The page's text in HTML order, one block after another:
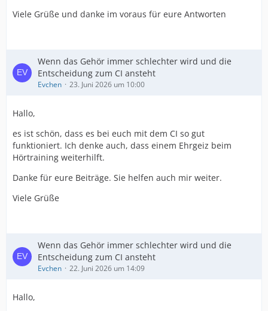
Viele Grüße und danke im voraus für eure Antworten
Wenn das Gehör immer schlechter wird und die
Entscheidung zum CI ansteht
Evchen 23. Juni 2026 um 10:00
Hallo,
es ist schön, dass es bei euch mit dem CI so gut
funktioniert. Ich denke auch, dass einem Ehrgeiz beim
Hörtraining weiterhilft.
Danke für eure Beiträge. Sie helfen auch mir weiter.
Viele Grüße
Wenn das Gehör immer schlechter wird und die
Entscheidung zum CI ansteht
Evchen 22. Juni 2026 um 14:09
Hallo,